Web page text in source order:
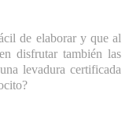
de elaborar y que al
disfrutar también las
levadura certificada